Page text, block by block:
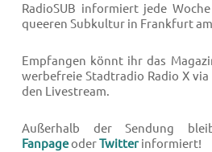
RadioSUB informiert jede
queeren Subkultur in Frankfurt
Empfangen könnt ihr das
werbefreie Stadtradio Radio X via
den Livestream.
Außerhalb der Sendung
FanpageoderTwitterinformiert!